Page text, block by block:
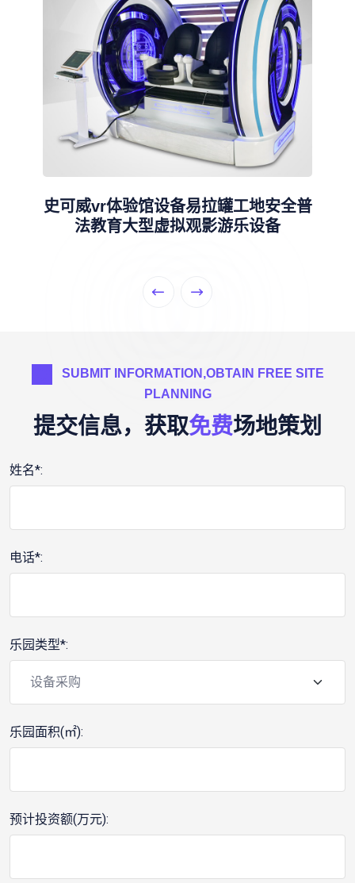
史可威vr体验馆设备易拉罐工地安全普
法教育大型虚拟观影游乐设备
SUBMIT INFORMATION,OBTAIN FREE SITE
PLANNING
提交信息，获取免费场地策划
姓名*:
电话*:
乐园类型*:
乐园面积(㎡):
预计投资额(万元):